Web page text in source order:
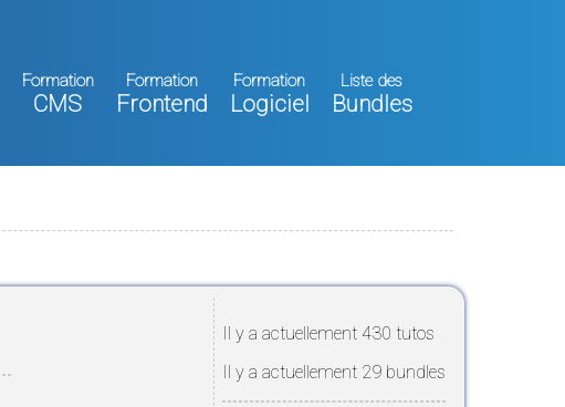
Formation
CMS
Formation
Frontend
Formation
Logiciel
Liste des
Bundles
Il y a actuellement 430 tutos
Il y a actuellement 29 bundles